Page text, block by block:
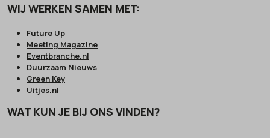
WIJ WERKEN SAMEN MET:
Future Up
Meeting Magazine
Eventbranche.nl
Duurzaam Nieuws
Green Key
Uitjes.nl
WAT KUN JE BIJ ONS VINDEN?